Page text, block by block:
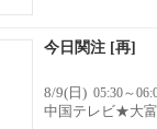
今日関注 [再]
8/9(日) 05:30～
中国テレビ★大